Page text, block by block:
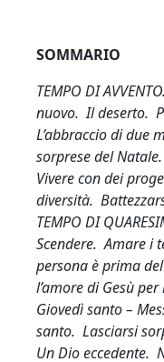
SOMMARIO
TEMPO DI
nuovo. Il deserto.
L’abbraccio di due
sorprese del
Vivere con dei
diversità.
TEMPO DI
Scendere. Amare i
persona è prima
l’amore di Gesù per
Giovedì santo –
santo. Lasciarsi
Un Dio eccedente.